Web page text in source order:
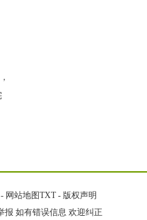
- 网站地图TXT- 版权声明
报 如有错误信息 欢迎纠正